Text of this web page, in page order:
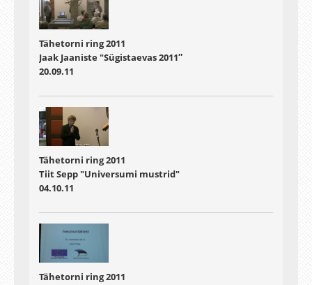
Tähetorni ring 2011
Jaak Jaaniste "Sügistaevas 2011″
20.09.11
Tähetorni ring 2011
Tiit Sepp "Universumi mustrid"
04.10.11
Tähetorni ring 2011